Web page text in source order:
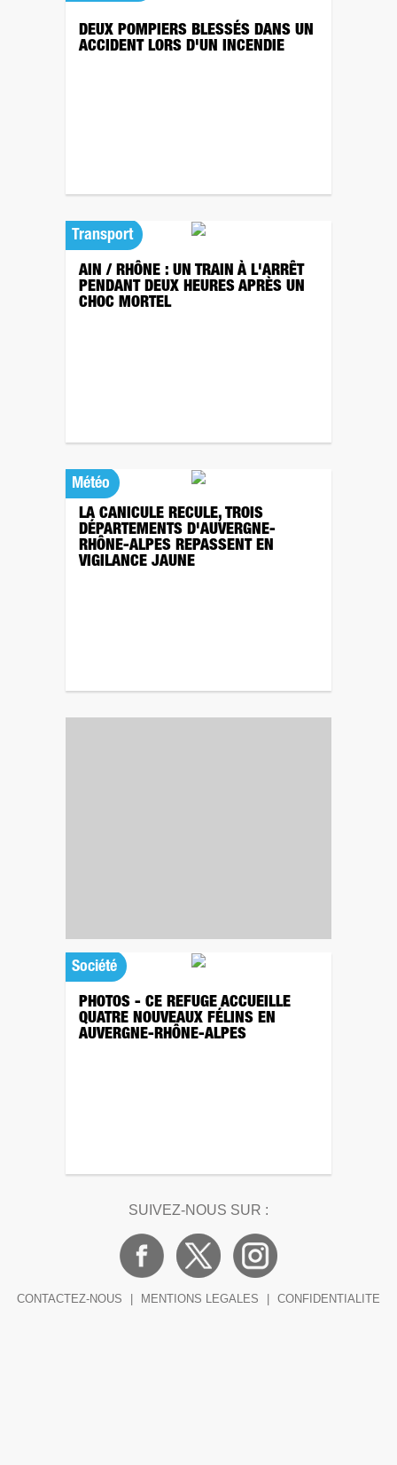
DEUX POMPIERS BLESSÉS DANS UN
ACCIDENT LORS D'UN INCENDIE
Transport
AIN / RHÔNE : UN TRAIN À L'ARRÊT
PENDANT DEUX HEURES APRÈS UN
CHOC MORTEL
Météo
LA CANICULE RECULE, TROIS
DÉPARTEMENTS D'AUVERGNE-
RHÔNE-ALPES REPASSENT EN
VIGILANCE JAUNE
Société
PHOTOS - CE REFUGE ACCUEILLE
QUATRE NOUVEAUX FÉLINS EN
AUVERGNE-RHÔNE-ALPES
SUIVEZ-NOUS SUR :
CONTACTEZ-NOUS MENTIONS LEGALES CONFIDENTIALITE